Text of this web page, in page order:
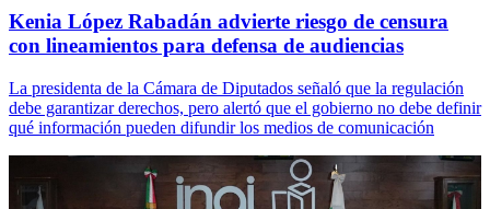
Kenia López Rabadán advierte riesgo de censura
con lineamientos para defensa de audiencias
La presidenta de la Cámara de Diputados señaló que la regulación
debe garantizar derechos, pero alertó que el gobierno no debe definir
qué información pueden difundir los medios de comunicación